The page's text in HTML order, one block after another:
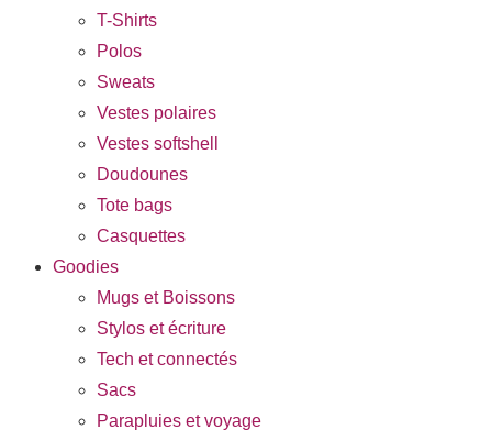
T-Shirts
Polos
Sweats
Vestes polaires
Vestes softshell
Doudounes
Tote bags
Casquettes
Goodies
Mugs et Boissons
Stylos et écriture
Tech et connectés
Sacs
Parapluies et voyage